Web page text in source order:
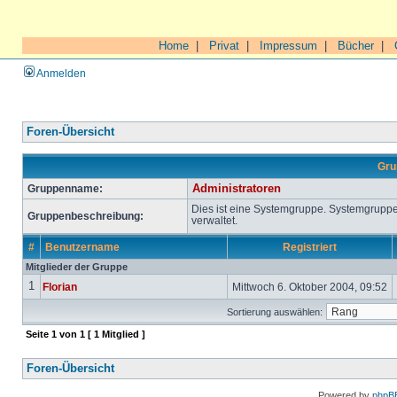
Home Privat Impressum Bücher|
Anmelden
Foren-Übersicht
Gruppenname:
Administratoren
Gruppenbeschreibung:
Dies ist eine Systemgruppe.
verwaltet.
# Benutzername Registriert
Mitglieder der Gruppe
1 Florian Mittwoch 6. Oktober 2004, 09:52
Sortierung auswählen:
Seite 1 von 1 [ 1 Mitglied ]
Foren-Übersicht